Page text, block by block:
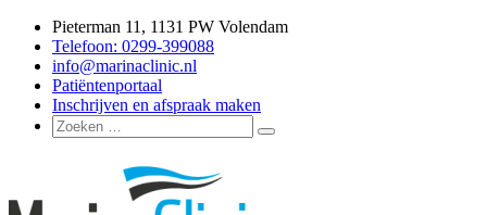
naar
inhoud
Pieterman 11, 1131 PW Volendam
Telefoon: 0299-399088
info@marinaclinic.nl
Patiëntenportaal
Inschrijven en afspraak maken
Zoeken
naar:
Zoeken